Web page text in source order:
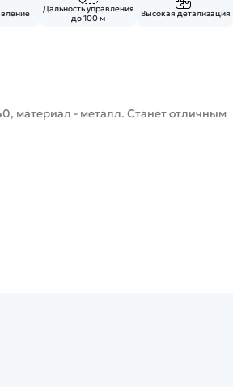
Дальность управления
до 100 м
Высокая детализация
материал - металл. Станет отличным